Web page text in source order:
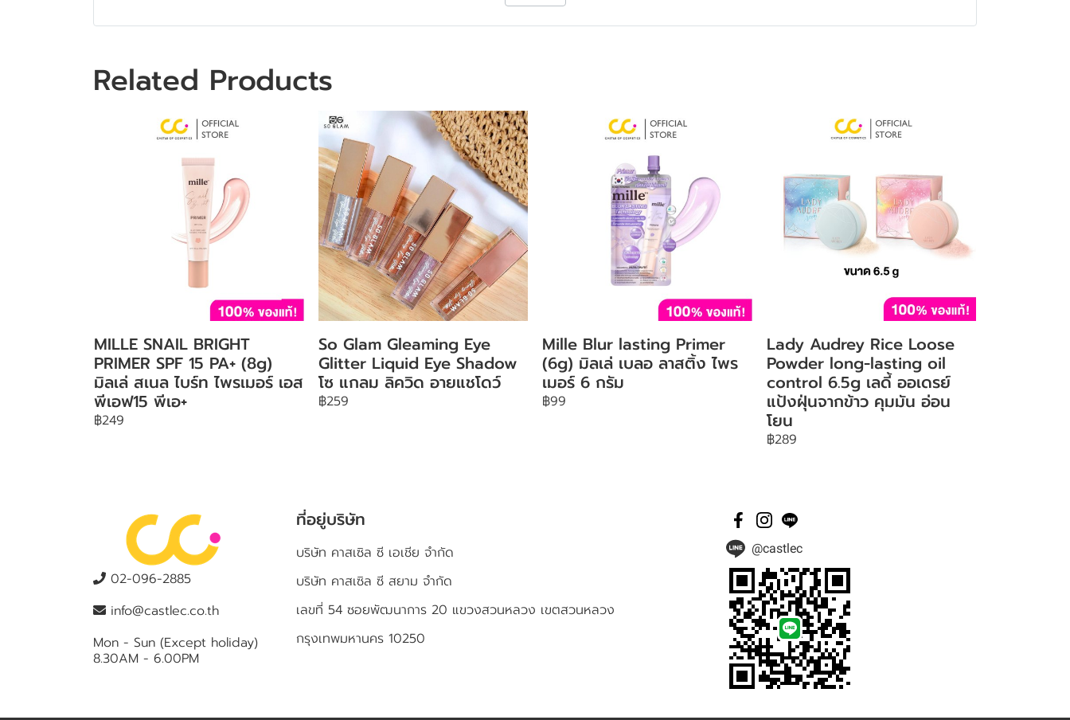
Related Products
MILLE SNAIL BRIGHT
PRIMER SPF 15 PA+ (8g)
มิลเล่ สเนล ไบร์ท ไพรเมอร์ เอส
พีเอฟ15 พีเอ+
฿249
So Glam Gleaming Eye
Glitter Liquid Eye Shadow
โซ แกลม ลิควิด อายแชโดว์
฿259
Mille Blur lasting Primer
(6g) มิลเล่ เบลอ ลาสติ้ง ไพร
เมอร์ 6 กรัม
฿99
Lady Audrey Rice Loose
Powder long-lasting oil
control 6.5g เลดี้ ออเดรย์
แป้งฝุ่นจากข้าว คุมมัน อ่อน
โยน
฿289
02-096-2885
info@castlec.co.th
Mon - Sun (Except holiday)
8.30AM - 6.00PM
ที่อยู่บริษัท
บริษัท คาสเซิล ซี เอเชีย จำกัด
บริษัท คาสเซิล ซี สยาม จำกัด
เลขที่ 54 ซอยพัฒนาการ 20 แขวงสวนหลวง เขตสวนหลวง
กรุงเทพมหานคร 10250
@castlec